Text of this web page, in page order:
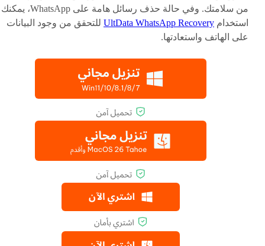
من سلامتك. وفي حالة حذف رسائل هامة على WhatsApp، يمكنك
استخدام UltData WhatsApp Recovery للتحقق من وجود البيانات
على الهاتف واستعادتها.